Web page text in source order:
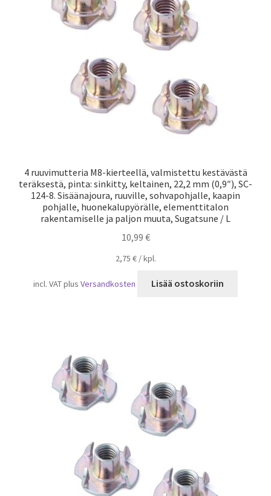
4 ruuvimutteria M8-kierteellä, valmistettu kestävästä
teräksestä, pinta: sinkitty, keltainen, 22,2 mm (0,9″), SC-
124-8. Sisäänajoura, ruuville, sohvapohjalle, kaapin
pohjalle, huonekalupyörälle, elementtitalon
rakentamiselle ja paljon muuta, Sugatsune / L
10,99 €
2,75 €/kpl.
incl. VATplusVersandkosten Lisää ostoskoriin